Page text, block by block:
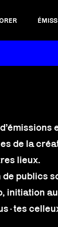
de la
lieux.
publics
initiation